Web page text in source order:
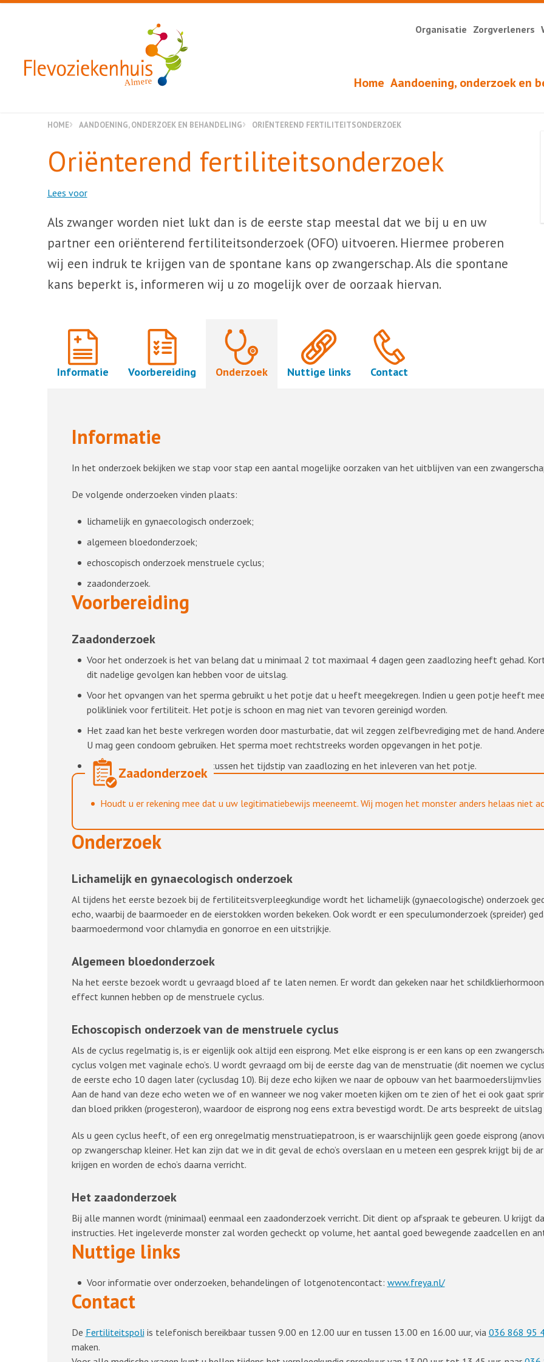
Almere Home Aandoening, onderzoek en
Organisatie Zorgverleners
HOME AANDOENING, ONDERZOEK EN BEHANDELING ORIËNTEREND FERTILITEITSONDERZOEK
Oriënterend fertiliteitsonderzoek
Lees voor
Als zwanger worden niet lukt dan is de eerste stap meestal dat we bij u en uw
partner een oriënterend fertiliteitsonderzoek (OFO) uitvoeren. Hiermee proberen
wij een indruk te krijgen van de spontane kans op zwangerschap. Als die spontane
kans beperkt is, informeren wij u zo mogelijk over de oorzaak hiervan.
Informatie Voorbereiding Onderzoek Nuttige links Contact
Informatie
In het onderzoek bekijken we stap voor stap een aantal mogelijke oorzaken van het uitblijven van een
De volgende onderzoeken vinden plaats:
lichamelijk en gynaecologisch onderzoek;
algemeen bloedonderzoek;
echoscopisch onderzoek menstruele cyclus;
zaadonderzoek.
Voorbereiding
Zaadonderzoek
Voor het onderzoek is het van belang dat u minimaal 2 tot maximaal 4 dagen geen zaadlozing heeft gehad.
dit nadelige gevolgen kan hebben voor de uitslag.
Voor het opvangen van het sperma gebruikt u het potje dat u heeft meegekregen. Indien u geen potje heeft
polikliniek voor fertiliteit. Het potje is schoon en mag niet van tevoren gereinigd worden.
Het zaad kan het beste verkregen worden door masturbatie, dat wil zeggen zelfbevrediging met de hand.
U mag geen condoom gebruiken. Het sperma moet rechtstreeks worden opgevangen in het potje.
Er mag maximaal 1 uur zitten tussen het tijdstip van zaadlozing en het inleveren van het potje.
Zaadonderzoek
Houdt u er rekening mee dat u uw legitimatiebewijs meeneemt. Wij mogen het monster anders helaas niet
Onderzoek
Lichamelijk en gynaecologisch onderzoek
Al tijdens het eerste bezoek bij de fertiliteitsverpleegkundige wordt het lichamelijk (gynaecologische) onderzoek
echo, waarbij de baarmoeder en de eierstokken worden bekeken. Ook wordt er een speculumonderzoek (spreider)
baarmoedermond voor chlamydia en gonorroe en een uitstrijkje.
Algemeen bloedonderzoek
Na het eerste bezoek wordt u gevraagd bloed af te laten nemen. Er wordt dan gekeken naar het
effect kunnen hebben op de menstruele cyclus.
Echoscopisch onderzoek van de menstruele cyclus
Als de cyclus regelmatig is, is er eigenlijk ook altijd een eisprong. Met elke eisprong is er een kans op een
cyclus volgen met vaginale echo’s. U wordt gevraagd om bij de eerste dag van de menstruatie (dit noemen we
de eerste echo 10 dagen later (cyclusdag 10). Bij deze echo kijken we naar de opbouw van het
Aan de hand van deze echo weten we of en wanneer we nog vaker moeten kijken om te zien of het ei ook gaat
dan bloed prikken (progesteron), waardoor de eisprong nog eens extra bevestigd wordt. De arts bespreekt de
Als u geen cyclus heeft, of een erg onregelmatig menstruatiepatroon, is er waarschijnlijk geen goede eisprong
op zwangerschap kleiner. Het kan zijn dat we in dit geval de echo’s overslaan en u meteen een gesprek krijgt bij
krijgen en worden de echo’s daarna verricht.
Het zaadonderzoek
Bij alle mannen wordt (minimaal) eenmaal een zaadonderzoek verricht. Dit dient op afspraak te gebeuren. U krijgt
instructies. Het ingeleverde monster zal worden gecheckt op volume, het aantal goed bewegende zaadcellen en
Nuttige links
Voor informatie over onderzoeken, behandelingen of lotgenotencontact: www.freya.nl/
Contact
De Fertiliteitspoli is telefonisch bereikbaar tussen 9.00 en 12.00 uur en tussen 13.00 en 16.00 uur, via 036 868 95
maken.